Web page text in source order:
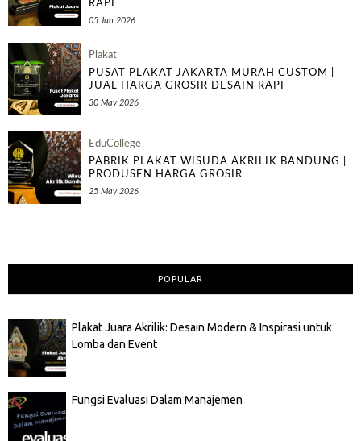
RAPI
05 Jun 2026
Plakat
PUSAT PLAKAT JAKARTA MURAH CUSTOM |
JUAL HARGA GROSIR DESAIN RAPI
30 May 2026
EduCollege
PABRIK PLAKAT WISUDA AKRILIK BANDUNG |
PRODUSEN HARGA GROSIR
25 May 2026
POPULAR
Plakat Juara Akrilik: Desain Modern & Inspirasi untuk
Lomba dan Event
Fungsi Evaluasi Dalam Manajemen